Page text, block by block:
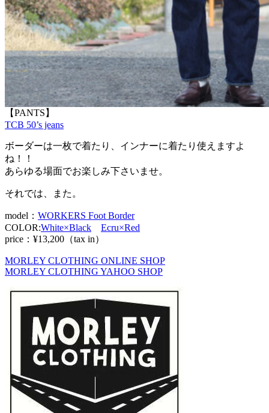
【PANTS】
TCB 50’s jeans
ボーダーは一枚で着たり、インナーに着たり使えますよ
ね！！
あらゆる場面でお楽しみ下さいませ。
それでは、また。
model： WORKERS Foot Border
COLOR:White×Black
Ecru×Red
price：¥13,200（tax in）
MORLEY CLOTHING ONLINE SHOP
MORLEY CLOTHING YAHOO SHOP